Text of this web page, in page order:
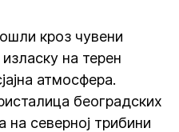
кроз чувени
на терен
атмосфера.
београдских
на северној трибини